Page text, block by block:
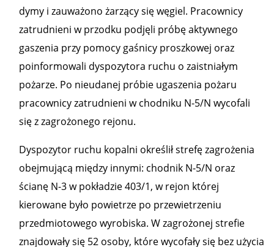
dymy i zauważono żarzący się węgiel. Pracownicy
zatrudnieni w przodku podjęli próbę aktywnego
gaszenia przy pomocy gaśnicy proszkowej oraz
poinformowali dyspozytora ruchu o zaistniałym
pożarze. Po nieudanej próbie ugaszenia pożaru
pracownicy zatrudnieni w chodniku N-5/N wycofali
się z zagrożonego rejonu.
Dyspozytor ruchu kopalni określił strefę zagrożenia
obejmującą między innymi: chodnik N-5/N oraz
ścianę N-3 w pokładzie 403/1, w rejon której
kierowane było powietrze po przewietrzeniu
przedmiotowego wyrobiska. W zagrożonej strefie
znajdowały się 52 osoby, które wycofały się bez użycia